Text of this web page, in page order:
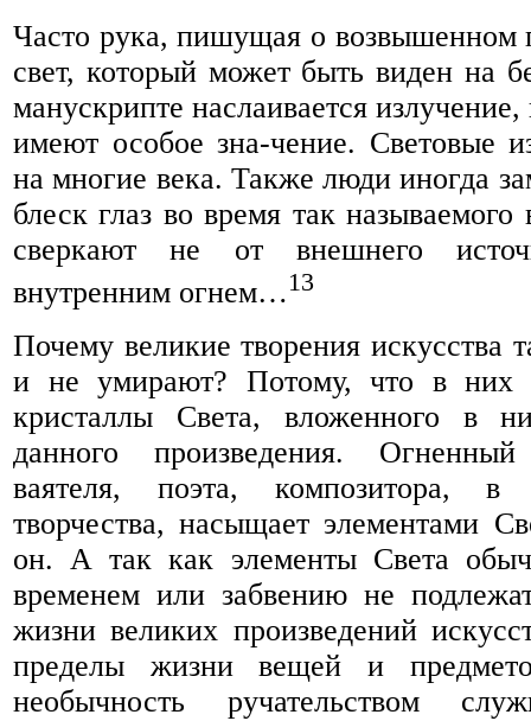
Часто рука, пишущая о возвышенном
свет, который может быть виден на
манускрипте наслаивается
имеют особое зна-чение. Световые
на многие века. Также люди иногда
блеск глаз во время так называемого
сверкают не от внешнего
внутренним огнем…13
Почему великие творения искусства
и не умирают? Потому, что в них
кристаллы Света, вложенного в
данного произведения.
ваятеля, поэта, композитора, в
творчества, насыщает элементами
он. А так как элементы Света
временем или забвению не
жизни великих произведений
пределы жизни вещей и
необычность ручательством